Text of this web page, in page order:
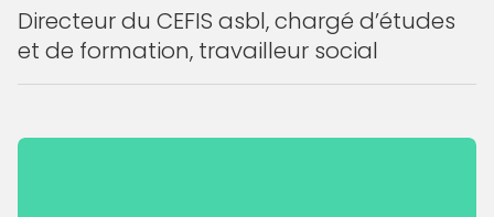
Directeur du CEFIS asbl, chargé d’études
et de formation, travailleur social